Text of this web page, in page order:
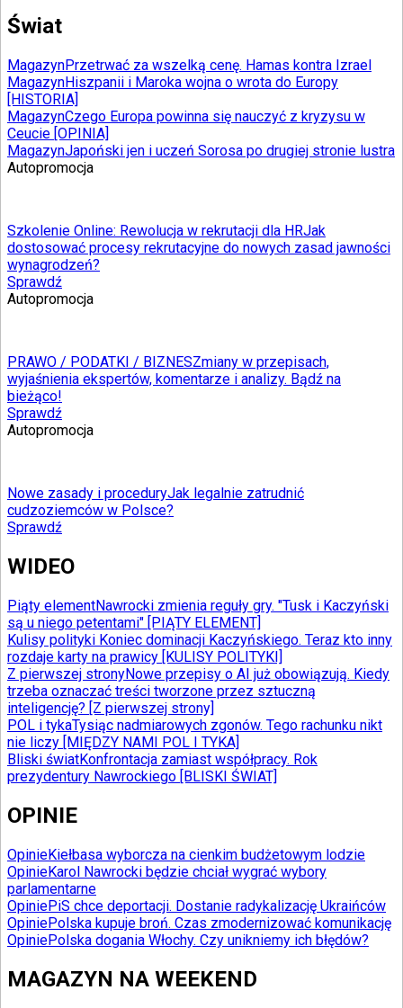
Świat
MagazynPrzetrwać za wszelką cenę. Hamas kontra Izrael
MagazynHiszpanii i Maroka wojna o wrota do Europy
[HISTORIA]
MagazynCzego Europa powinna się nauczyć z kryzysu w
Ceucie [OPINIA]
MagazynJapoński jen i uczeń Sorosa po drugiej stronie lustra
Autopromocja
Szkolenie Online: Rewolucja w rekrutacji dla HRJak
dostosować procesy rekrutacyjne do nowych zasad jawności
wynagrodzeń?
Sprawdź
Autopromocja
PRAWO / PODATKI / BIZNESZmiany w przepisach,
wyjaśnienia ekspertów, komentarze i analizy. Bądź na
bieżąco!
Sprawdź
Autopromocja
Nowe zasady i proceduryJak legalnie zatrudnić
cudzoziemców w Polsce?
Sprawdź
WIDEO
Piąty elementNawrocki zmienia reguły gry. "Tusk i Kaczyński
są u niego petentami" [PIĄTY ELEMENT]
Kulisy polityki Koniec dominacji Kaczyńskiego. Teraz kto inny
rozdaje karty na prawicy [KULISY POLITYKI]
Z pierwszej stronyNowe przepisy o AI już obowiązują. Kiedy
trzeba oznaczać treści tworzone przez sztuczną
inteligencję? [Z pierwszej strony]
POL i tykaTysiąc nadmiarowych zgonów. Tego rachunku nikt
nie liczy [MIĘDZY NAMI POL I TYKA]
Bliski światKonfrontacja zamiast współpracy. Rok
prezydentury Nawrockiego [BLISKI ŚWIAT]
OPINIE
OpinieKiełbasa wyborcza na cienkim budżetowym lodzie
OpinieKarol Nawrocki będzie chciał wygrać wybory
parlamentarne
OpiniePiS chce deportacji. Dostanie radykalizację Ukraińców
OpiniePolska kupuje broń. Czas zmodernizować komunikację
OpiniePolska dogania Włochy. Czy unikniemy ich błędów?
MAGAZYN NA WEEKEND